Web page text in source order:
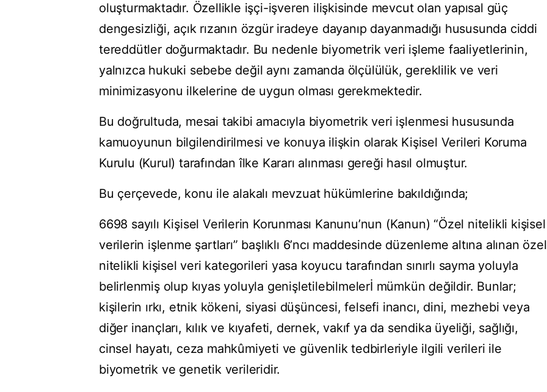
oluşturmaktadır. Özellikle işçi-işveren ilişkisinde mevcut olan yapısal güç
dengesizliği, açık rızanın özgür iradeye dayanıp dayanmadığı hususunda ciddi
tereddütler doğurmaktadır. Bu nedenle biyometrik veri işleme faaliyetlerinin,
yalnızca hukuki sebebe değil aynı zamanda ölçülülük, gereklilik ve veri
minimizasyonu ilkelerine de uygun olması gerekmektedir.
Bu doğrultuda, mesai takibi amacıyla biyometrik veri işlenmesi hususunda
kamuoyunun bilgilendirilmesi ve konuya ilişkin olarak Kişisel Verileri Koruma
Kurulu (Kurul) tarafından îlke Kararı alınması gereği hasıl olmuştur.
Bu çerçevede, konu ile alakalı mevzuat hükümlerine bakıldığında;
6698 sayılı Kişisel Verilerin Korunması Kanunu’nun (Kanun) “Özel nitelikli kişisel
verilerin işlenme şartları” başlıklı 6’ncı maddesinde düzenleme altına alınan özel
nitelikli kişisel veri kategorileri yasa koyucu tarafından sınırlı sayma yoluyla
belirlenmiş olup kıyas yoluyla genişletilebilmelerİ mümkün değildir. Bunlar;
kişilerin ırkı, etnik kökeni, siyasi düşüncesi, felsefi inancı, dini, mezhebi veya
diğer inançları, kılık ve kıyafeti, dernek, vakıf ya da sendika üyeliği, sağlığı,
cinsel hayatı, ceza mahkûmiyeti ve güvenlik tedbirleriyle ilgili verileri ile
biyometrik ve genetik verileridir.